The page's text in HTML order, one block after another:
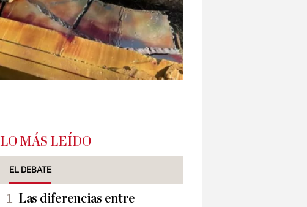
LO MÁS LEÍDO
EL DEBATE
Las diferencias entre